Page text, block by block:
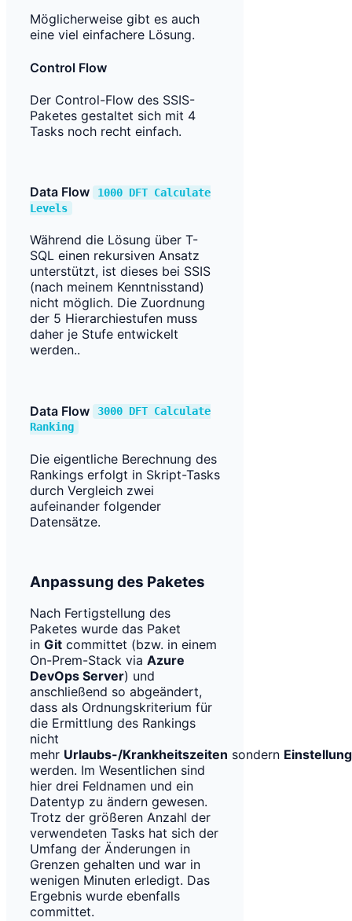
Möglicherweise gibt es auch
eine viel einfachere Lösung.
Control Flow
Der Control-Flow des SSIS-
Paketes gestaltet sich mit 4
Tasks noch recht einfach.
Data Flow
1000 DFT Calculate
Levels
Während die Lösung über T-
SQL einen rekursiven Ansatz
unterstützt, ist dieses bei SSIS
(nach meinem Kenntnisstand)
nicht möglich. Die Zuordnung
der 5 Hierarchiestufen muss
daher je Stufe entwickelt
werden..
Data Flow
3000 DFT Calculate
Ranking
Die eigentliche Berechnung des
Rankings erfolgt in Skript-Tasks
durch Vergleich zwei
aufeinander folgender
Datensätze.
Anpassung des Paketes
Nach Fertigstellung des
Paketes wurde das Paket
in Git committet (bzw. in einem
On-Prem-Stack via Azure
DevOps Server) und
anschließend so abgeändert,
dass als Ordnungskriterium für
die Ermittlung des Rankings
nicht
mehr Urlaubs-/Krankheitszeiten sondern
werden. Im Wesentlichen sind
hier drei Feldnamen und ein
Datentyp zu ändern gewesen.
Trotz der größeren Anzahl der
verwendeten Tasks hat sich der
Umfang der Änderungen in
Grenzen gehalten und war in
wenigen Minuten erledigt. Das
Ergebnis wurde ebenfalls
committet.